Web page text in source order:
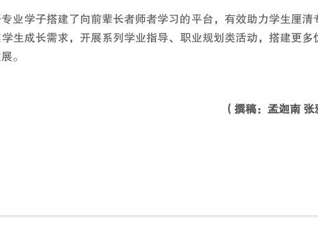
业学子搭建了向前辈长者师者学习的平台，有效助力学生厘
生成长需求，开展系列学业指导、职业规划类活动，搭建更
。
（撰稿：孟迦南